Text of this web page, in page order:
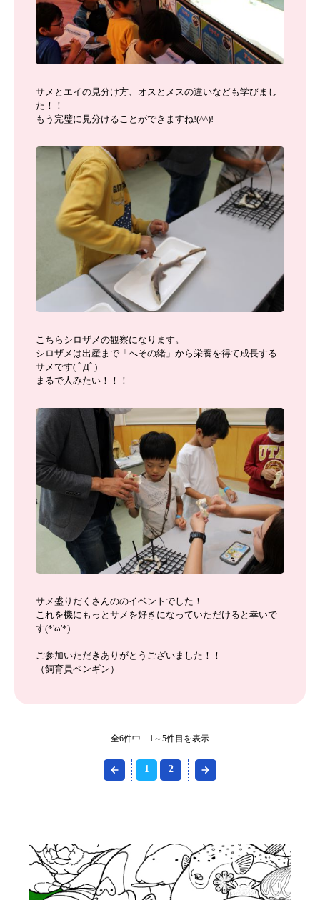
サメとエイの見分け方、オスとメスの違いなども学びまし
た！！
もう完璧に見分けることができますね!(^^)!
こちらシロザメの観察になります。
シロザメは出産まで「へその緒」から栄養を得て成長する
サメです( ﾟДﾟ)
まるで人みたい！！！
サメ盛りだくさんののイベントでした！
これを機にもっとサメを好きになっていただけると幸いで
す(*'ω'*)
ご参加いただきありがとうございました！！
（飼育員ペンギン）
全6件中 1～5件目を表示
1 2